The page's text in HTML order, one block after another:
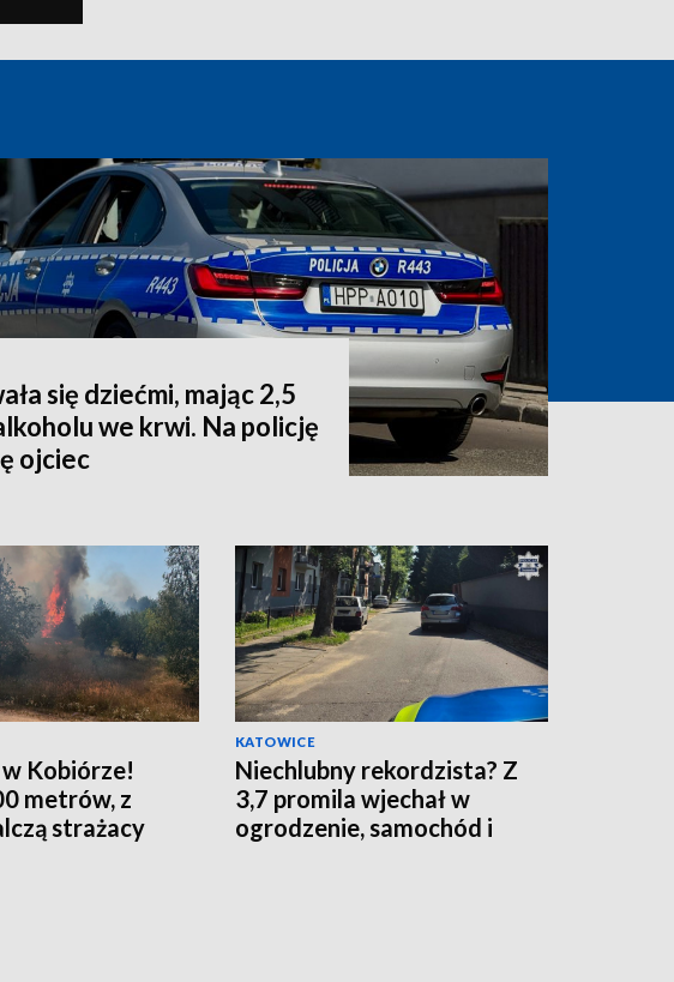
się dziećmi, mając 2,5
we krwi. Na policję
ojciec
w Kobiórze!
metrów, z
strażacy
KATOWICE
Niechlubny rekordzista? Z
3,7 promila wjechał w
ogrodzenie, samochód i